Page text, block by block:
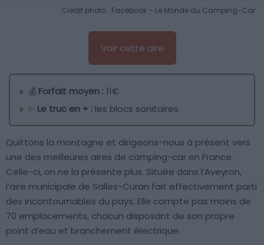
Crédit photo : Facebook – Le Monde du Camping-Car
Voir cette aire
💰 Forfait moyen :11€
✨ Le truc en + : les blocs sanitaires
Quittons la montagne et dirigeons-nous à présent vers
une des meilleures aires de camping-car en France.
Celle-ci, on ne la présente plus. Située dans l’Aveyron,
l’aire municipale de Salles-Curan fait effectivement parti
des incontournables du pays. Elle compte pas moins de
70 emplacements, chacun disposant de son propre
point d’eau et branchement électrique.